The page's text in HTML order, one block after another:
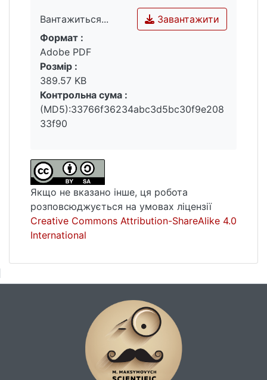
Вантажиться...
Вантажиться...
Завантажити
Формат :
Adobe PDF
Розмір :
389.57 KB
Контрольна сума :
(MD5):33766f36234abc3d5bc30f9e208
33f90
Якщо не вказано інше, ця робота
розповсюджується на умовах ліцензії
Creative Commons Attribution-ShareAlike 4.0
International